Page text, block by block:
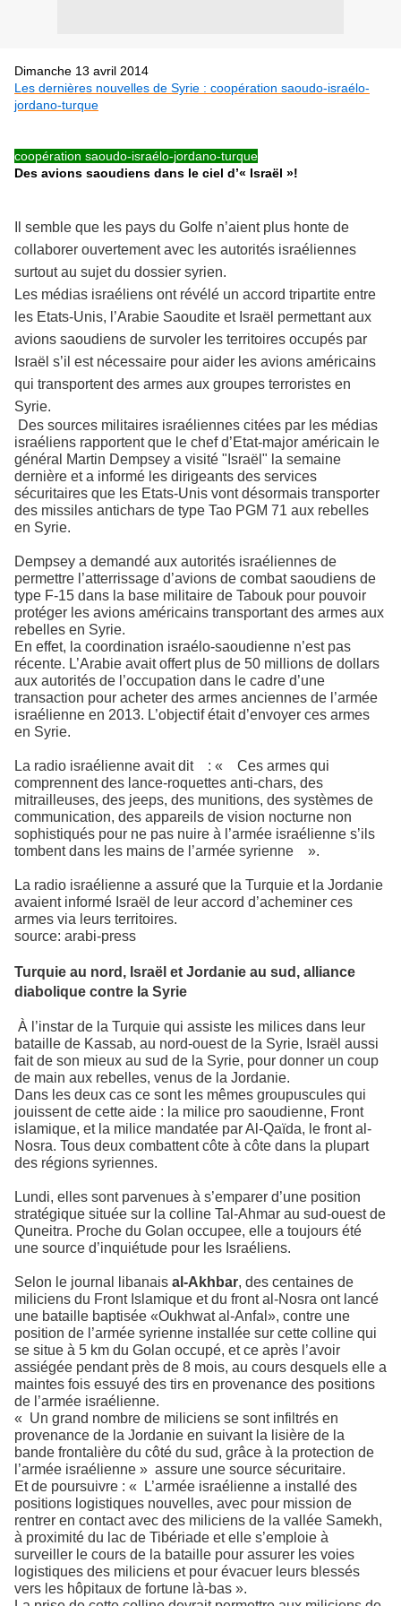
Dimanche 13 avril 2014
Les dernières nouvelles de Syrie : coopération saoudo-israélo-
Des avions saoudiens dans le ciel d’« Israël »!
Il semble que les pays du Golfe n’aient plus honte de
collaborer ouvertement avec les autorités israéliennes
surtout au sujet du dossier syrien.
Les médias israéliens ont révélé un accord tripartite entre
les Etats-Unis, l’Arabie Saoudite et Israël permettant aux
avions saoudiens de survoler les territoires occupés par
Israël s’il est nécessaire pour aider les avions américains
qui transportent des armes aux groupes terroristes en
Syrie.
Des sources militaires israéliennes citées par les médias
israéliens rapportent que le chef d’Etat-major américain le
général Martin Dempsey a visité "Israël" la semaine
dernière et a informé les dirigeants des services
sécuritaires que les Etats-Unis vont désormais transporter
des missiles antichars de type Tao PGM 71 aux rebelles
en Syrie.
Dempsey a demandé aux autorités israéliennes de
permettre l’atterrissage d’avions de combat saoudiens de
type F-15 dans la base militaire de Tabouk pour pouvoir
protéger les avions américains transportant des armes aux
rebelles en Syrie.
En effet, la coordination israélo-saoudienne n’est pas
récente. L’Arabie avait offert plus de 50 millions de dollars
aux autorités de l’occupation dans le cadre d’une
transaction pour acheter des armes anciennes de l’armée
israélienne en 2013. L’objectif était d’envoyer ces armes
en Syrie.
La radio israélienne avait dit : « Ces armes qui
comprennent des lance-roquettes anti-chars, des
mitrailleuses, des jeeps, des munitions, des systèmes de
communication, des appareils de vision nocturne non
sophistiqués pour ne pas nuire à l’armée israélienne s’ils
tombent dans les mains de l’armée syrienne ».
La radio israélienne a assuré que la Turquie et la Jordanie
avaient informé Israël de leur accord d’acheminer ces
armes via leurs territoires.
source: arabi-press
Turquie au nord, Israël et Jordanie au sud, alliance
diabolique contre la Syrie
À l’instar de la Turquie qui assiste les milices dans leur
bataille de Kassab, au nord-ouest de la Syrie, Israël aussi
fait de son mieux au sud de la Syrie, pour donner un coup
de main aux rebelles, venus de la Jordanie.
Dans les deux cas ce sont les mêmes groupuscules qui
jouissent de cette aide : la milice pro saoudienne, Front
islamique, et la milice mandatée par Al-Qaïda, le front al-
Nosra. Tous deux combattent côte à côte dans la plupart
des régions syriennes.
Lundi, elles sont parvenues à s’emparer d’une position
stratégique située sur la colline Tal-Ahmar au sud-ouest de
Quneitra. Proche du Golan occupee, elle a toujours été
une source d’inquiétude pour les Israéliens.
Selon le journal libanais al-Akhbar, des centaines de
miliciens du Front Islamique et du front al-Nosra ont lancé
une bataille baptisée «Oukhwat al-Anfal», contre une
position de l’armée syrienne installée sur cette colline qui
se situe à 5 km du Golan occupé, et ce après l’avoir
assiégée pendant près de 8 mois, au cours desquels elle a
maintes fois essuyé des tirs en provenance des positions
de l’armée israélienne.
« Un grand nombre de miliciens se sont infiltrés en
provenance de la Jordanie en suivant la lisière de la
bande frontalière du côté du sud, grâce à la protection de
l’armée israélienne » assure une source sécuritaire.
Et de poursuivre : « L’armée israélienne a installé des
positions logistiques nouvelles, avec pour mission de
rentrer en contact avec des miliciens de la vallée Samekh,
à proximité du lac de Tibériade et elle s’emploie à
surveiller le cours de la bataille pour assurer les voies
logistiques des miliciens et pour évacuer leurs blessés
vers les hôpitaux de fortune là-bas ».